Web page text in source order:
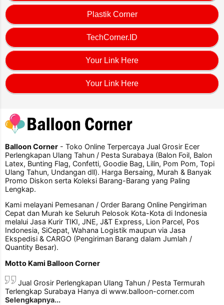
Plastik Corner
TechCorner.ID
Your Link Here
Your Link Here
Balloon Corner - Toko Online Terpercaya Jual Grosir Ecer
Perlengkapan Ulang Tahun / Pesta Surabaya (Balon Foil, Balon
Latex, Bunting Flag, Confetti, Goodie Bag, Lilin, Pom Pom, Topi
Ulang Tahun, Undangan dll). Harga Bersaing, Murah & Banyak
Promo Diskon serta Koleksi Barang-Barang yang Paling
Lengkap.
Kami melayani Pemesanan / Order Barang Online Pengiriman
Cepat dan Murah ke Seluruh Pelosok Kota-Kota di Indonesia
melalui Jasa Kurir TIKI, JNE, J&T Express, Lion Parcel, Pos
Indonesia, SiCepat, Wahana Logistik maupun via Jasa
Ekspedisi & CARGO (Pengiriman Barang dalam Jumlah /
Quantity Besar).
Motto Kami Balloon Corner
Jual Grosir Perlengkapan Ulang Tahun / Pesta Termurah
Terlengkap Surabaya Hanya di www.balloon-corner.com
Selengkapnya...